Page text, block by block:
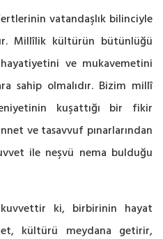
vatandaşlık bilinciyle
Millîlik kültürün bütünlüğü
ve mukavemetini
sahip olmalıdır. Bizim millî
kuşattığı bir fikir
ve tasavvuf pınarlarından
ile neşvü nema bulduğu
ki, birbirinin hayat
kültürü meydana getirir,